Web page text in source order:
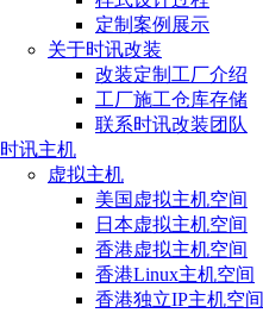
定制案例展示
关于时讯改装
改装定制工厂介绍
工厂施工仓库存储
联系时讯改装团队
时讯主机
虚拟主机
美国虚拟主机空间
日本虚拟主机空间
香港虚拟主机空间
香港Linux主机空间
香港独立IP主机空间